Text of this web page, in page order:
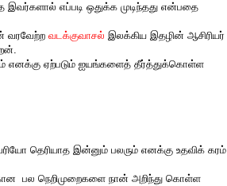
எப்படி ஒதுக்க முடிந்தது என்பதை
வரவேற்ற வடக்குவாசல் இலக்கிய இதழின் ஆசிரியர்
எனக்கு ஏற்படும் ஐயங்களைத் தீர்த்துக்கொள்ள
தெரியாத இன்னும் பலரும் எனக்கு உதவிக் கரம்
பல நெறிமுறைகளை நான் அறிந்து கொள்ள